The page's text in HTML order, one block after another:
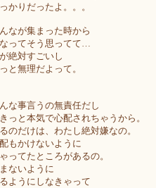
かりだったよ。。。
なが集まった時から
ってそう思ってて…
絶対すごいし
と無理だよって。
な事言うの無責任だし
っと本気で心配されちゃうから。
のだけは、わたし絶対嫌なの。
もかけないように
ってたところがあるの。
ないように
ようにしなきゃって